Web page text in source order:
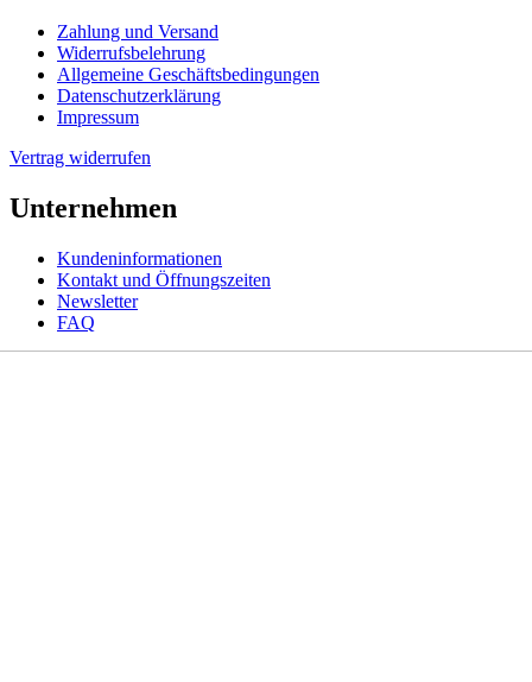
Zahlung und Versand
Widerrufsbelehrung
Allgemeine Geschäftsbedingungen
Datenschutzerklärung
Impressum
Vertrag widerrufen
Unternehmen
Kundeninformationen
Kontakt und Öffnungszeiten
Newsletter
FAQ